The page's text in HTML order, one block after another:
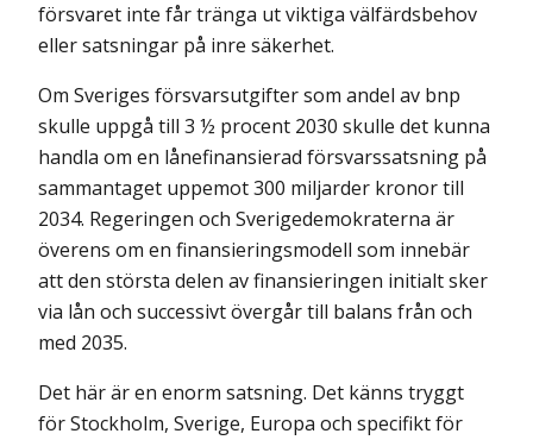
försvaret inte får tränga ut viktiga välfärdsbehov
eller satsningar på inre säkerhet.
Om Sveriges försvarsutgifter som andel av bnp
skulle uppgå till 3 ½ procent 2030 skulle det kunna
handla om en lånefinansierad försvarssatsning på
sammantaget uppemot 300 miljarder kronor till
2034. Regeringen och Sverigedemokraterna är
överens om en finansieringsmodell som innebär
att den största delen av finansieringen initialt sker
via lån och successivt övergår till balans från och
med 2035.
Det här är en enorm satsning. Det känns tryggt
för Stockholm, Sverige, Europa och specifikt för